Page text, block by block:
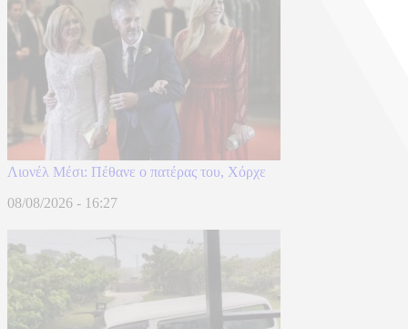
Λιονέλ Μέσι: Πέθανε ο πατέρας του, Χόρχε
08/08/2026 - 16:27